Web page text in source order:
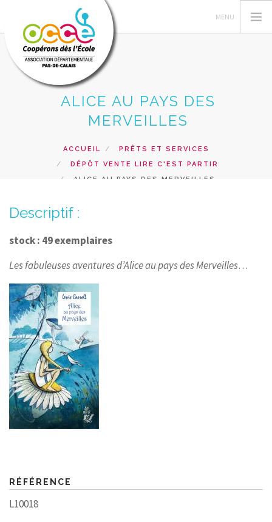
GERER SA COOPERATIVE
NOS ACTIONS PEDAGOGIQUES
RESSOURCES ET SERVICES
RECHERCHER
CONTACT
ALICE AU PAYS DES
MERVEILLES
ACCUEIL
PRÊTS ET SERVICES
DÉPÔT VENTE LIRE C'EST PARTIR
ALICE AU PAYS DES MERVEILLES
Descriptif :
stock : 49 exemplaires
Les fabuleuses aventures d’Alice au pays des Merveilles…
RÉFÉRENCE
L10018